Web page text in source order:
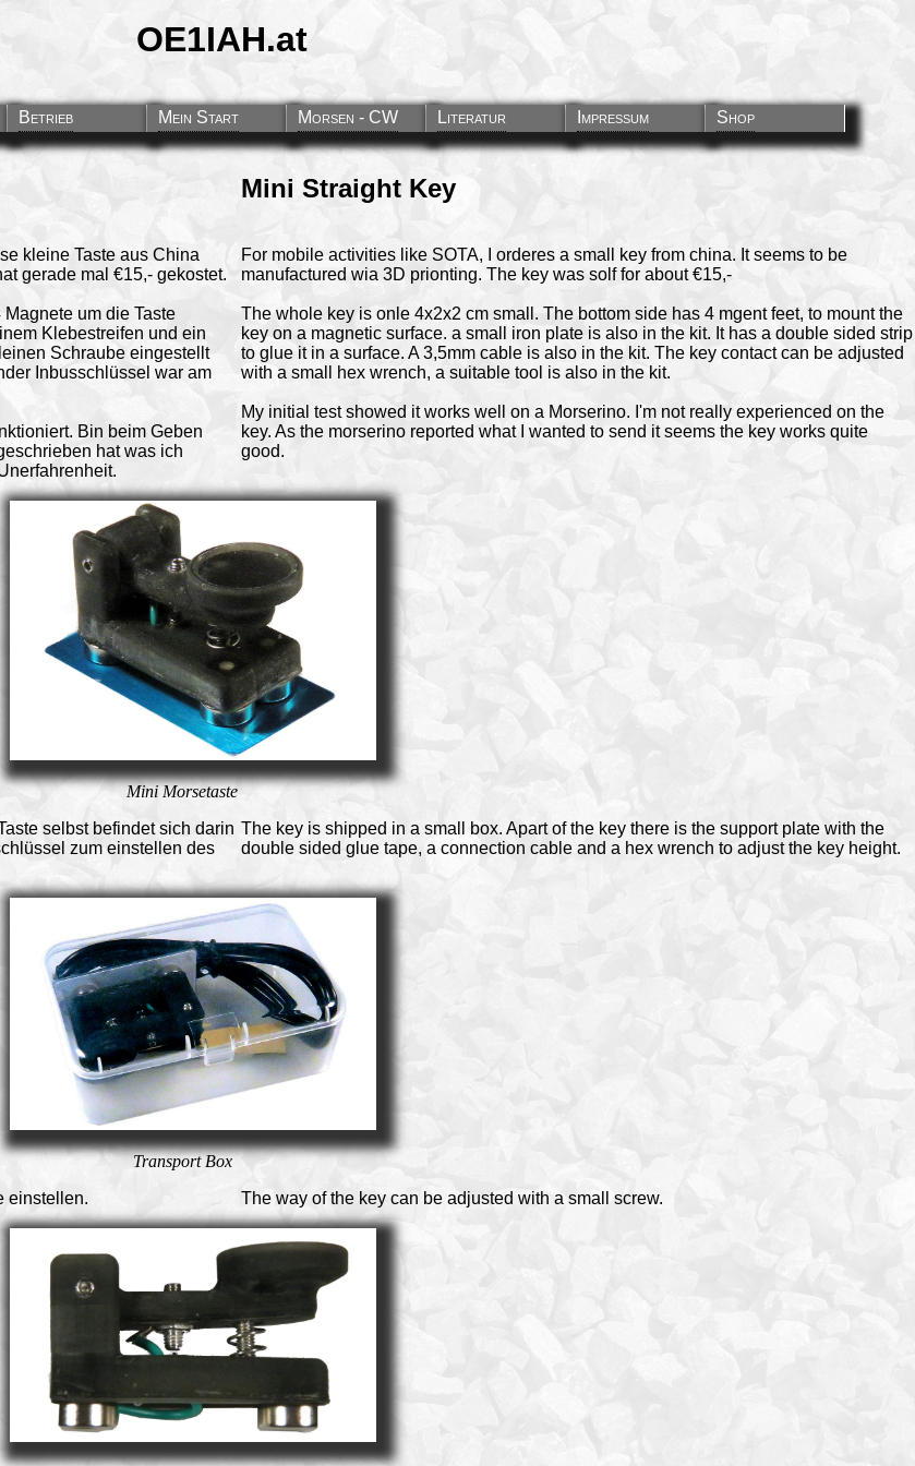
OE1IAH.at
Betrieb Mein Start Morsen - CW Literatur Impressum Shop
Mini Straight Key
kleine Taste aus China
gerade mal €15,- gekostet.
um die Taste
Klebestreifen und ein
Schraube eingestellt
Inbusschlüssel war am
Bin beim Geben
hat was ich
For mobile activities like SOTA, I orderes a small key from china. It seems to be
manufactured wia 3D prionting. The key was solf for about €15,-
The whole key is onle 4x2x2 cm small. The bottom side has 4 mgent feet, to mount the
key on a magnetic surface. a small iron plate is also in the kit. It has a double sided strip
to glue it in a surface. A 3,5mm cable is also in the kit. The key contact can be adjusted
with a small hex wrench, a suitable tool is also in the kit.
My initial test showed it works well on a Morserino. I'm not really experienced on the
key. As the morserino reported what I wanted to send it seems the key works quite
good.
Mini Morsetaste
selbst befindet sich darin
zum einstellen des
The key is shipped in a small box. Apart of the key there is the support plate with the
double sided glue tape, a connection cable and a hex wrench to adjust the key height.
Transport Box
einstellen.
The way of the key can be adjusted with a small screw.